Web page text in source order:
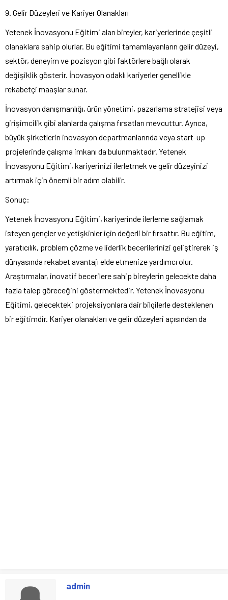
9. Gelir Düzeyleri ve Kariyer Olanakları
Yetenek İnovasyonu Eğitimi alan bireyler, kariyerlerinde çeşitli
olanaklara sahip olurlar. Bu eğitimi tamamlayanların gelir düzeyi,
sektör, deneyim ve pozisyon gibi faktörlere bağlı olarak
değişiklik gösterir. İnovasyon odaklı kariyerler genellikle
rekabetçi maaşlar sunar.
İnovasyon danışmanlığı, ürün yönetimi, pazarlama stratejisi veya
girişimcilik gibi alanlarda çalışma fırsatları mevcuttur. Ayrıca,
büyük şirketlerin inovasyon departmanlarında veya start-up
projelerinde çalışma imkanı da bulunmaktadır. Yetenek
İnovasyonu Eğitimi, kariyerinizi ilerletmek ve gelir düzeyinizi
artırmak için önemli bir adım olabilir.
Sonuç:
Yetenek İnovasyonu Eğitimi, kariyerinde ilerleme sağlamak
isteyen gençler ve yetişkinler için değerli bir fırsattır. Bu eğitim,
yaratıcılık, problem çözme ve liderlik becerilerinizi geliştirerek iş
dünyasında rekabet avantajı elde etmenize yardımcı olur.
Araştırmalar, inovatif becerilere sahip bireylerin gelecekte daha
fazla talep göreceğini göstermektedir. Yetenek İnovasyonu
Eğitimi, gelecekteki projeksiyonlara dair bilgilerle desteklenen
bir eğitimdir. Kariyer olanakları ve gelir düzeyleri açısından da
admin